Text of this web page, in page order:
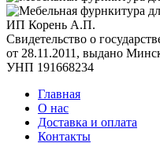
ИП Корень А.П.
Свидетельство о
от 28.11.2011, выдано
УНП 191668234
Главная
О нас
Доставка и оплата
Контакты